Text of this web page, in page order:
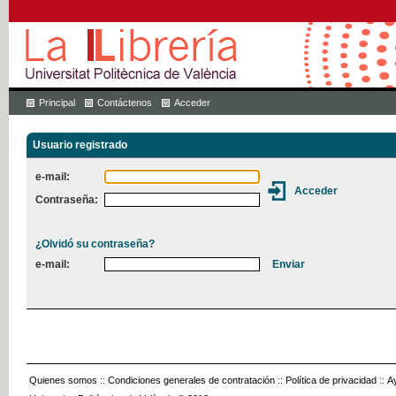
Principal Contáctenos Acceder
Usuario registrado
e-mail:
Contraseña:
¿Olvidó su contraseña?
e-mail:
Quienes somos :: Condiciones generales de contratación :: Política de privacidad ::